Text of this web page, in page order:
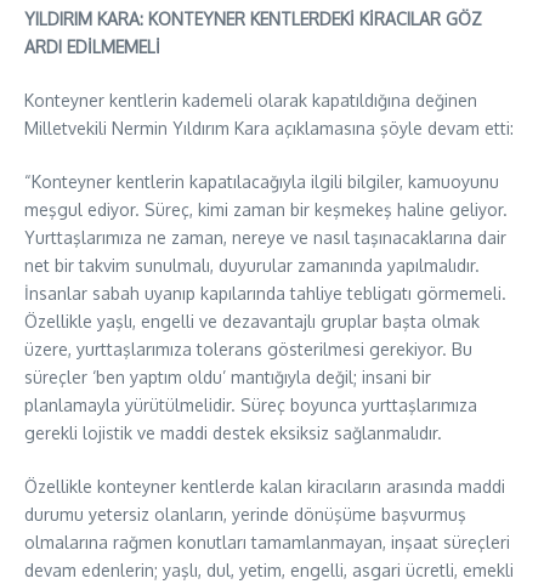
YILDIRIM KARA: KONTEYNER KENTLERDEKİ KİRACILAR GÖZ
ARDI EDİLMEMELİ
Konteyner kentlerin kademeli olarak kapatıldığına değinen
Milletvekili Nermin Yıldırım Kara açıklamasına şöyle devam etti:
“Konteyner kentlerin kapatılacağıyla ilgili bilgiler, kamuoyunu
meşgul ediyor. Süreç, kimi zaman bir keşmekeş haline geliyor.
Yurttaşlarımıza ne zaman, nereye ve nasıl taşınacaklarına dair
net bir takvim sunulmalı, duyurular zamanında yapılmalıdır.
İnsanlar sabah uyanıp kapılarında tahliye tebligatı görmemeli.
Özellikle yaşlı, engelli ve dezavantajlı gruplar başta olmak
üzere, yurttaşlarımıza tolerans gösterilmesi gerekiyor. Bu
süreçler ‘ben yaptım oldu’ mantığıyla değil; insani bir
planlamayla yürütülmelidir. Süreç boyunca yurttaşlarımıza
gerekli lojistik ve maddi destek eksiksiz sağlanmalıdır.
Özellikle konteyner kentlerde kalan kiracıların arasında maddi
durumu yetersiz olanların, yerinde dönüşüme başvurmuş
olmalarına rağmen konutları tamamlanmayan, inşaat süreçleri
devam edenlerin; yaşlı, dul, yetim, engelli, asgari ücretli, emekli